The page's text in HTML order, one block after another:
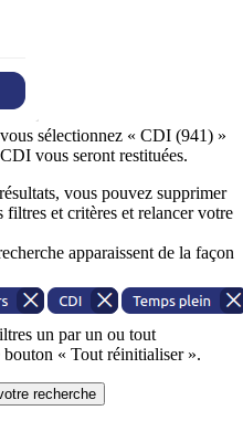
sélectionnez « CDI (941) »
vous seront restituées.
vous pouvez supprimer
filtres et critères et relancer votre
apparaissent de la façon
un par un ou tout
« Tout réinitialiser ».
recherche